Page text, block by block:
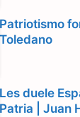
Patriotismo
Toledano
Les duele
Patria | Juan